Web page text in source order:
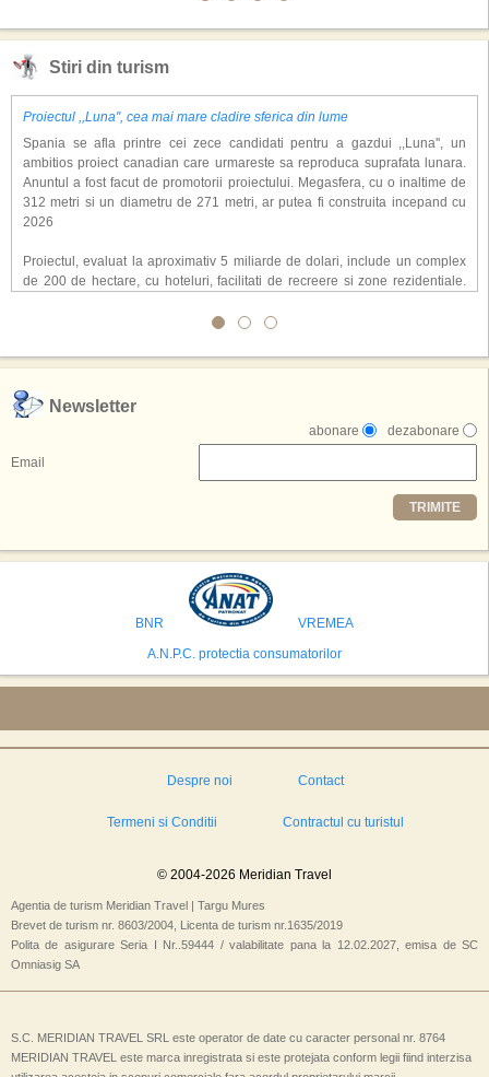
Stiri din turism
Proiectul ,,Luna'', cea mai mare cladire sferica din lume
Spania se afla printre cei zece candidati pentru a gazdui ,,Luna'', un
ambitios proiect canadian care urmareste sa reproduca suprafata lunara.
Anuntul a fost facut de promotorii proiectului. Megasfera, cu o inaltime de
312 metri si un diametru de 271 metri, ar putea fi construita incepand cu
2026
Proiectul, evaluat la aproximativ 5 miliarde de dolari, include un complex
de 200 de hectare, cu hoteluri, facilitati de recreere si zone rezidentiale.
atragerea a pana la 10 milioane de turisti anual. �Luna� ar putea deveni
exclusiv simularea suprafetei lunare.
,,Credem ca exista sanse mari sa anuntam nu doar o locatie, ci poate mai
multe'', a declarat Michael R. Henderson, cofondator al Moon World
Resorts, citat de Gulf News. Potrivit acestuia, 2026 ar putea deveni un an
decisiv pentru reali zarea proiectului.
Printre celelalte tari care concureaza pentru a gazdui aceasta constructie
se numara Australia, Brazilia, China, Egipt, India, Polonia, Thailanda,
avea cele mai mari sanse de a castiga licitatia. Totusi, Spania, care se
preconizeaza ca va deveni a doua cea mai vizitata tara din lume in 2025,
isi bazeaza oferta pe infrastructura turistica solida si capacitatea hoteliera."
Newsletter
dezabonare
abonare
Email
TRIMITE
BNR
VREMEA
A.N.P.C. protectia consumatorilor
Despre noi Contact
Termeni si Conditii Contractul cu turistul
© 2004-2026 Meridian Travel
Agentia de turism Meridian Travel | Targu Mures
Brevet de turism nr. 8603/2004, Licenta de turism nr.1635/2019
Polita de asigurare Seria I Nr..59444 / valabilitate pana la 12.02.2027, emisa de SC
Omniasig SA
S.C. MERIDIAN TRAVEL SRL este operator de date cu caracter personal nr. 8764
MERIDIAN TRAVEL este marca inregistrata si este protejata conform legii fiind interzisa